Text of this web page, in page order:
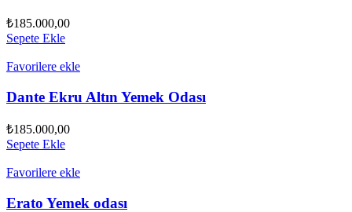
₺185.000,00
Sepete Ekle
Favorilere ekle
Dante Ekru Altın Yemek Odası
₺185.000,00
Sepete Ekle
Favorilere ekle
Erato Yemek odası